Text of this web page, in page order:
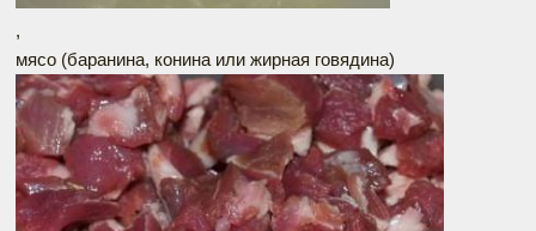
,
мясо (баранина, конина или жирная говядина)